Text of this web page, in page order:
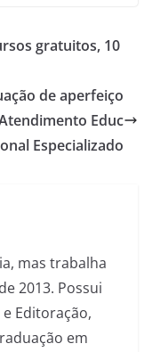
gratuitos, 10
de aperfeiço
Educ
Especializado
mas trabalha
2013. Possui
Editoração,
em